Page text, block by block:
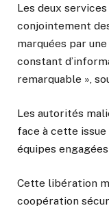
Les deux
conjointement
marquées par
constant
remarquable »,
Les autorités
face à cette
équipes
Cette libération
coopération